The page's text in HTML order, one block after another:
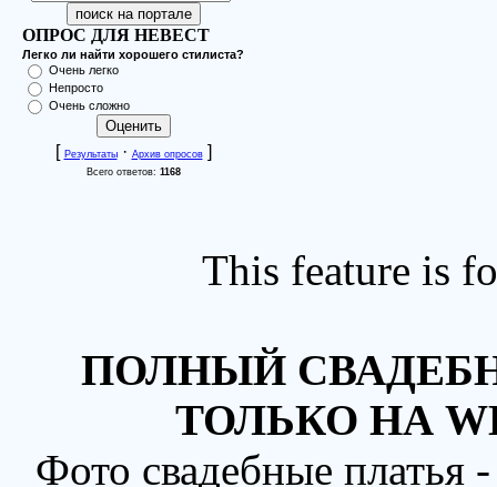
ОПРОС ДЛЯ НЕВЕСТ
Легко ли найти хорошего стилиста?
Очень легко
Непросто
Очень сложно
[ Результаты· Архив опросов]
Всего ответов: 1168
This feature is
ПОЛНЫЙ
ТОЛЬКО НА
Фото свадебные